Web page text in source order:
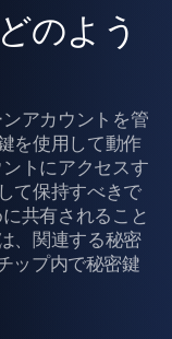
のよう
アカウントを管
を使用して動作
トにアクセスす
て保持すべきで
共有されること
、関連する秘密
ップ内で秘密鍵